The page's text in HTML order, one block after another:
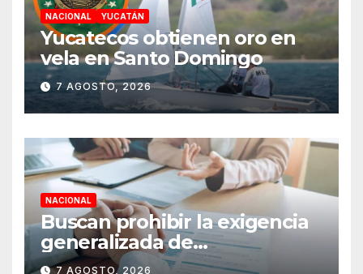
NACIONAL YUCATÁN
Yucatecos obtienen oro en
vela en Santo Domingo
7 AGOSTO, 2026
NACIONAL
Buscan prohibir la exigencia
generalizada de
antecedentes penales para
7 AGOSTO, 2026